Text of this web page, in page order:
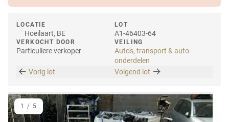
LOCATIE
Hoeilaart, BE
VERKOCHT DOOR
Particuliere verkoper
LOT
A1-46403-64
VEILING
Auto's, transport & auto-
onderdelen
Vorig lot
Volgend lot
1 / 5